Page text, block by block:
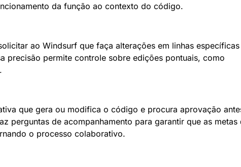
da função ao contexto do código.
ao Windsurf que faça alterações em linhas específicas
precisão permite controle sobre edições pontuais, como
que gera ou modifica o código e procura aprovação
perguntas de acompanhamento para garantir que as metas
o processo colaborativo.